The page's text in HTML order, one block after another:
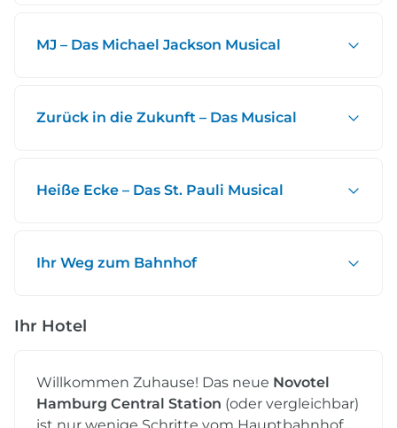
MJ – Das Michael Jackson Musical
Zurück in die Zukunft – Das Musical
Heiße Ecke – Das St. Pauli Musical
Ihr Weg zum Bahnhof
Ihr Hotel
Willkommen Zuhause! Das neue Novotel
Hamburg Central Station (oder vergleichbar)